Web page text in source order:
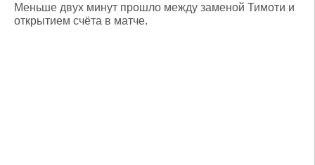
Меньше двух минут прошло между заменой Тимоти и
открытием счёта в матче.